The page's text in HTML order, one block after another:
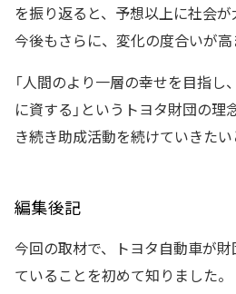
を振り返ると、予想以上に社会が
今後もさらに、変化の度合いが高
「人間のより一層の幸せを目指
に資する」というトヨタ財団の理
き続き助成活動を続けていきたい
編集後記
今回の取材で、トヨタ自動車が
ていることを初めて知りました。